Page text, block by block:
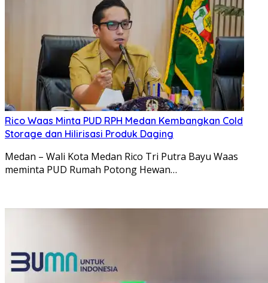
Rico Waas Minta PUD RPH Medan Kembangkan Cold
Storage dan Hilirisasi Produk Daging
Medan – Wali Kota Medan Rico Tri Putra Bayu Waas
meminta PUD Rumah Potong Hewan…